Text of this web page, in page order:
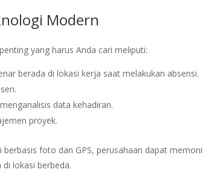
Modern
yang harus Anda cari meliputi:
berada di lokasi kerja saat melakukan absensi.
data kehadiran.
proyek.
foto dan GPS, perusahaan dapat
lokasi berbeda.